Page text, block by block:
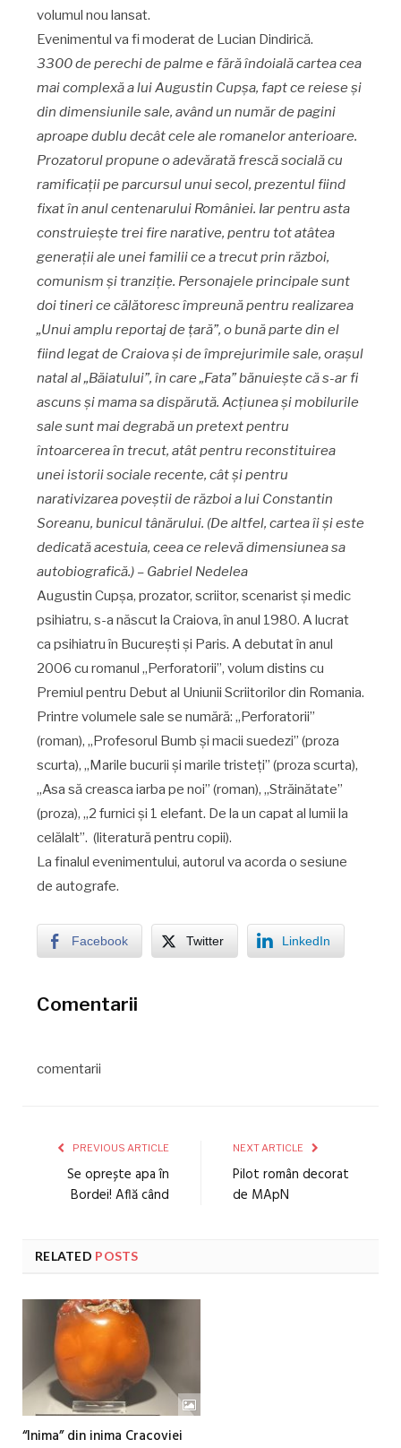
volumul nou lansat.
Evenimentul va fi moderat de Lucian Dindirică.
3300 de perechi de palme e fără îndoială cartea cea
mai complexă a lui Augustin Cupşa, fapt ce reiese şi
din dimensiunile sale, având un număr de pagini
aproape dublu decât cele ale romanelor anterioare.
Prozatorul propune o adevărată frescă socială cu
ramificaţii pe parcursul unui secol, prezentul fiind
fixat în anul centenarului României. Iar pentru asta
construieşte trei fire narative, pentru tot atâtea
generaţii ale unei familii ce a trecut prin război,
comunism şi tranziţie. Personajele principale sunt
doi tineri ce călătoresc împreună pentru realizarea
„Unui amplu reportaj de ţară”, o bună parte din el
fiind legat de Craiova şi de împrejurimile sale, oraşul
natal al „Băiatului”, în care „Fata” bănuieşte că s-ar fi
ascuns şi mama sa dispărută. Acţiunea şi mobilurile
sale sunt mai degrabă un pretext pentru
întoarcerea în trecut, atât pentru reconstituirea
unei istorii sociale recente, cât şi pentru
narativizarea poveştii de război a lui Constantin
Soreanu, bunicul tânărului. (De altfel, cartea îi şi este
dedicată acestuia, ceea ce relevă dimensiunea sa
autobiografică.) – Gabriel Nedelea
Augustin Cupșa, prozator, scriitor, scenarist și medic
psihiatru, s-a născut la Craiova, în anul 1980. A lucrat
ca psihiatru în București și Paris. A debutat în anul
2006 cu romanul „Perforatorii”, volum distins cu
Premiul pentru Debut al Uniunii Scriitorilor din Romania.
Printre volumele sale se numără: „Perforatorii”
(roman), „Profesorul Bumb și macii suedezi” (proza ​​
scurta), „Marile bucurii și marile tristeți” (proza ​​scurta),
„Asa să creasca iarba pe noi” (roman), „Străinătate”
(proza), „2 furnici și 1 elefant. De la un capat al lumii la
celălalt”. (literatură pentru copii).
La finalul evenimentului, autorul va acorda o sesiune
de autografe.
Facebook Twitter LinkedIn
Comentarii
comentarii
PREVIOUS ARTICLE
Se oprește apa în
Bordei! Află când
NEXT ARTICLE
Pilot român decorat
de MApN
RELATED POSTS
“Inima” din inima Cracoviei